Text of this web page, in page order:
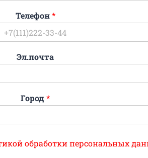
Телефон*
Эл.почта
Город *
обработки персональных